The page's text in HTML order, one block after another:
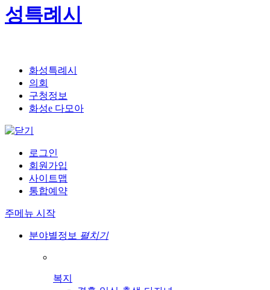
화성특례시
의회
구청정보
화성e 다모아
로그인
회원가입
사이트맵
통합예약
주메뉴 시작
분야별정보 펼치기
복지